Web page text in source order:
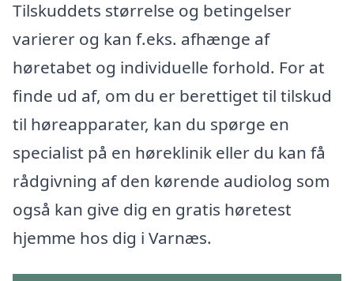
Tilskuddets størrelse og betingelser
varierer og kan f.eks. afhænge af
høretabet og individuelle forhold. For at
finde ud af, om du er berettiget til tilskud
til høreapparater, kan du spørge en
specialist på en høreklinik eller du kan få
rådgivning af den kørende audiolog som
også kan give dig en gratis høretest
hjemme hos dig i Varnæs.